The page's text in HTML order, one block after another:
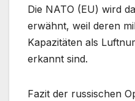
Die NATO (EU) wird
erwähnt, weil deren
Kapazitäten als
erkannt sind.
Fazit der russischen